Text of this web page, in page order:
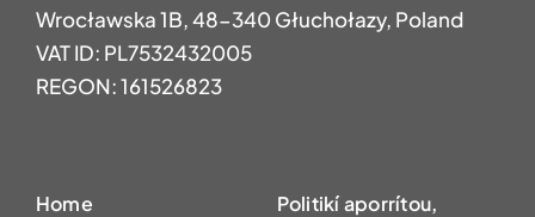
Wrocławska 1B, 48-340 Głuchołazy, Poland
VAT ID: PL7532432005
REGON: 161526823
Home
Politikí aporrítou,